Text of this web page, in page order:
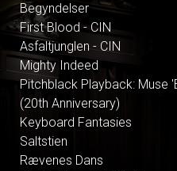
Begyndelser
First Blood - CIN
Asfaltjunglen - CIN
Mighty Indeed
Pitchblack Playback: Muse
(20th Anniversary)
Keyboard Fantasies
Saltstien
Rævenes Dans